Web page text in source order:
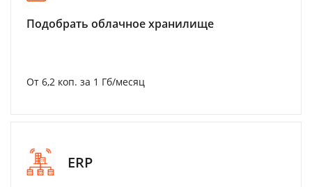
Подобрать облачное хранилище
От 6,2 коп. за 1 Гб/месяц
ERP